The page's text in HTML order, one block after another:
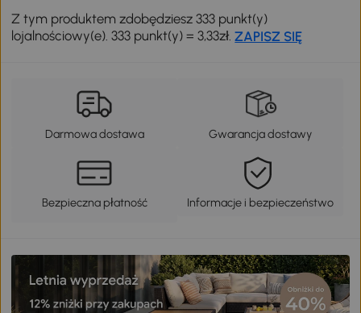
Z tym produktem zdobędziesz 333 punkt(y)
lojalnościowy(e). 333 punkt(y) = 3,33zł.ZAPISZ SIĘ
Darmowa dostawa Gwarancja dostawy
Bezpieczna płatność Informacje i bezpieczeństwo